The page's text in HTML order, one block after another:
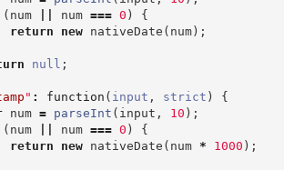
( num num === 0 )
{
return
new nativeDate ( num) ;
null ;
" : function ( input , strict )
{
num = parseInt ( input , 10 ) ;
( num num === 0 )
{
return
new nativeDate ( num * 1000 ) ;